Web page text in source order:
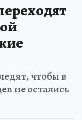
чтобы в
не остались